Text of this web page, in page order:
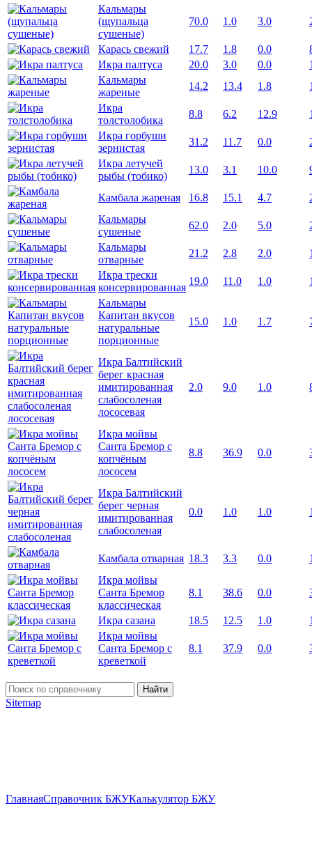
Кальмары
(щупальца
сушеные)
70.0 1.0 3.0
Карась свежий 17.7 1.8 0.0
Икра палтуса
20.0 3.0 0.0
Кальмары
жареные
14.2 13.4 1.8
Икра
толстолобика
8.8 6.2 12.9
Икра горбуши
зернистая
31.2 11.7 0.0
Икра летучей
рыбы (тобико)
13.0 3.1 10.0
Камбала жареная 16.8 15.1 4.7
Кальмары
сушеные
62.0 2.0 5.0
Кальмары
отварные
21.2 2.8 2.0
Икра трески
консервированная
19.0 11.0 1.0
Кальмары
Капитан вкусов
натуральные
порционные
15.0 1.0 1.7
Икра Балтийский
берег красная
имитированная
слабосоленая
лососевая
2.0 9.0 1.0
Икра мойвы
Санта Бремор с
копчёным
лососем
8.8 36.9 0.0
Икра Балтийский
берег черная
имитированная
слабосоленая
0.0 1.0 1.0
Камбала отварная 18.3 3.3 0.0
Икра мойвы
Санта Бремор
классическая
8.1 38.6 0.0
Икра сазана 18.5 12.5 1.0
Икра мойвы
Санта Бремор с
креветкой
8.1 37.9 0.0
Найти
Sitemap
ГлавнаяСправочник БЖУКалькулятор БЖУ